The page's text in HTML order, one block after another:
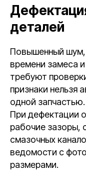
деталей
Повышенный шум,
времени замеса
требуют
признаки нельзя
одной запчастью.
При дефектации
рабочие зазоры,
смазочных
ведомости с
размерами.